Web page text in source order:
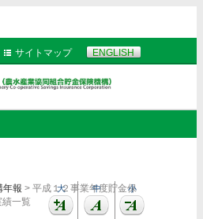
サイトマップ ENGLISH
年報 > 平成１２事業年度貯金保
績一覧
大 中 小